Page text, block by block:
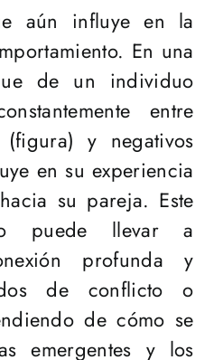
aún influye en la
En una
de un individuo
entre
(figura) y negativos
en su experiencia
su pareja. Este
puede llevar a
profunda y
de conflicto o
de cómo se
emergentes y los